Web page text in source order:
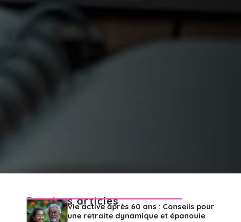
Derniers articles
Vie active après 60 ans : Conseils pour
une retraite dynamique et épanouie